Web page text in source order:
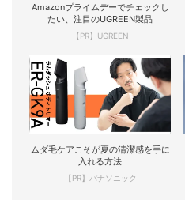
Amazonプライムデーでチェックし
たい、注目のUGREEN製品
【PR】UGREEN
ムダ毛ケアこそが夏の清潔感を手に
入れる方法
【PR】パナソニック